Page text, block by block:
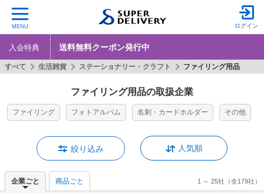
MENU ログイン
入会特典 送料無料クーポン発行中
ファイリング用品の取扱企業
ファイリング フォトアルバム 名刺・カードホルダー その他
すべて 生活雑貨 ステーショナリー・クラフト ファイリング用品
絞り込み 人気順
企業ごと 商品ごと 1 ～ 25社 （全179社）